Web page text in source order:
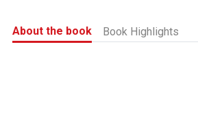
About the book Book Highlights